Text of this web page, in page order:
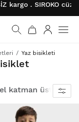
kargo . SIROKO
Yaz bisikleti
katman üstleri